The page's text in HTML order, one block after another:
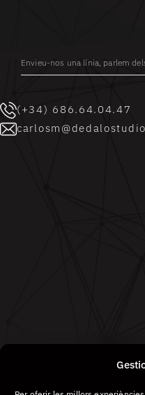
Envieu-nos una línia, parlem
(+34) 686.64.04.47
©DEDALO. Tots els drets